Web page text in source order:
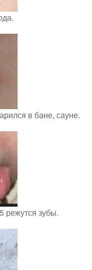
в бане, сауне.
режутся зубы.